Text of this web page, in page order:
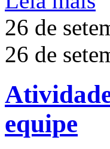
26 de
26 de
equipe